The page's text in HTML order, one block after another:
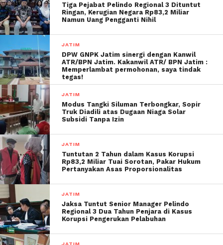
Tiga Pejabat Pelindo Regional 3 Dituntut
Ringan, Kerugian Negara Rp83,2 Miliar
Namun Uang Pengganti Nihil
JATIM
DPW GNPK Jatim sinergi dengan Kanwil
ATR/BPN Jatim. Kakanwil ATR/ BPN Jatim :
Memperlambat permohonan, saya tindak
tegas!
JATIM
Modus Tangki Siluman Terbongkar, Sopir
Truk Diadili atas Dugaan Niaga Solar
Subsidi Tanpa Izin
JATIM
Tuntutan 2 Tahun dalam Kasus Korupsi
Rp83,2 Miliar Tuai Sorotan, Pakar Hukum
Pertanyakan Asas Proporsionalitas
JATIM
Jaksa Tuntut Senior Manager Pelindo
Regional 3 Dua Tahun Penjara di Kasus
Korupsi Pengerukan Pelabuhan